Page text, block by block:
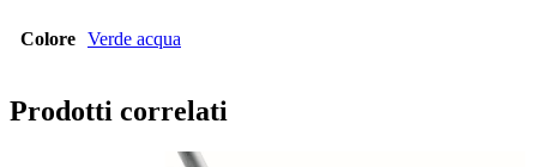
Colore Verde acqua
Prodotti correlati